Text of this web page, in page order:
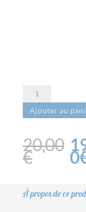
quantité
de
Cheval
travers
les
civilisations
Ajouter au
20,00
€ 0
À propos de ce